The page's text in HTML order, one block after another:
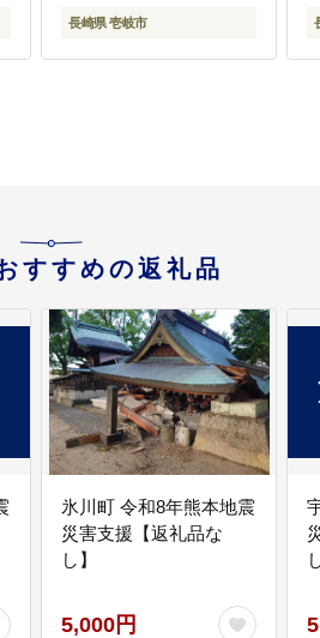
11000 11000円 [JEP008]
長崎県 壱岐市
すすめの返礼品
氷川町 令和8年熊本地震
災害支援【返礼品な
し】
5,000円